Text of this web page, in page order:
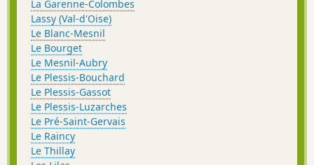
La Garenne-Colombes
Lassy (Val-d'Oise)
Le Blanc-Mesnil
Le Bourget
Le Mesnil-Aubry
Le Plessis-Bouchard
Le Plessis-Gassot
Le Plessis-Luzarches
Le Pré-Saint-Gervais
Le Raincy
Le Thillay